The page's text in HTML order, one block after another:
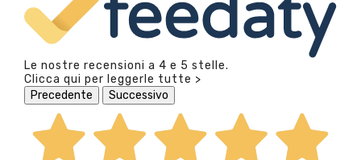
Le nostre recensioni a 4 e 5 stelle.
Clicca qui per leggerle tutte >
Precedente
Successivo